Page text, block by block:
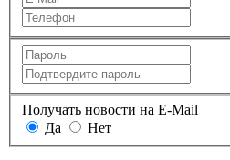
Получать новости на E-Mail
Да
Нет